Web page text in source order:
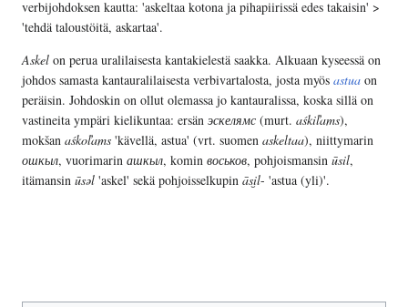
verbijohdoksen kautta: 'askeltaa kotona ja pihapiirissä edes takaisin' >
'tehdä taloustöitä, askartaa'.
Askel on perua uralilaisesta kantakielestä saakka. Alkuaan kyseessä on
johdos samasta kantauralilaisesta verbivartalosta, josta myös astua on
peräisin. Johdoskin on ollut olemassa jo kantauralissa, koska sillä on
vastineita ympäri kielikuntaa: ersän эскелямс (murt. aśkiľams),
mokšan aśkoľams 'kävellä, astua' (vrt. suomen askeltaa), niittymarin
ошкыл, vuorimarin ашкыл, komin воськов, pohjoismansin ūsil,
itämansin ūsəl 'askel' sekä pohjoisselkupin āsi̮l- 'astua (yli)'.